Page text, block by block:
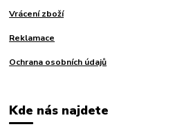
Vrácení zboží
Reklamace
Ochrana osobních údajů
Kde nás najdete